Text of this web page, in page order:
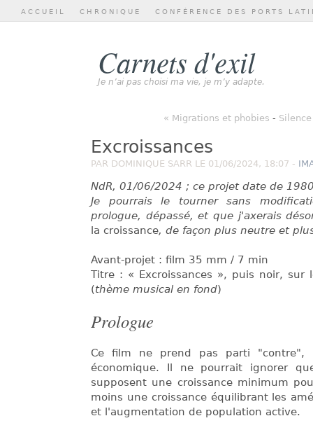
Carnets d'exil
Je n’ai pas choisi ma vie, je m’y adapte.
ACCUEIL CHRONIQUE CONFÉRENCE DES PORTS
« Migrations et phobies -
Excroissances
PAR DOMINIQUE SARR LE 01/06/2024, 18:07 -
NdR, 01/06/2024 ; ce projet date de
Je pourrais le tourner sans
prologue, dépassé, et que j'axerais
la croissance, de façon plus neutre et
Avant-projet : film 35 mm / 7 min
Titre : « Excroissances », puis noir, sur
(thème musical en fond)
Prologue
Ce film ne prend pas parti "contre",
économique. Il ne pourrait ignorer
supposent une croissance minimum
moins une croissance équilibrant les
et l'augmentation de population active.